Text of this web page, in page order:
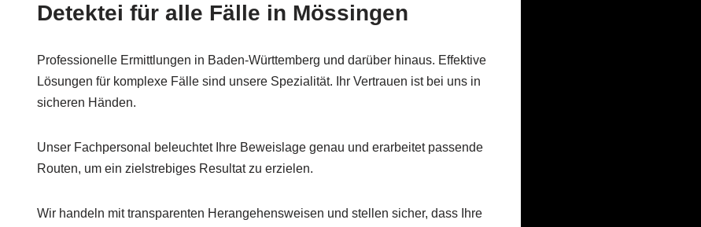
Detektei für alle Fälle in Mössingen
Professionelle Ermittlungen in Baden-Württemberg und darüber hinaus. Effektive
Lösungen für komplexe Fälle sind unsere Spezialität. Ihr Vertrauen ist bei uns in
sicheren Händen.
Unser Fachpersonal beleuchtet Ihre Beweislage genau und erarbeitet passende
Routen, um ein zielstrebiges Resultat zu erzielen.
Wir handeln mit transparenten Herangehensweisen und stellen sicher, dass Ihre